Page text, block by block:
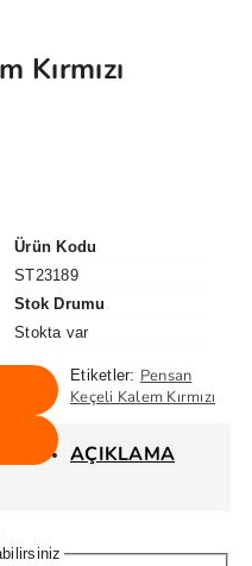
Kırmızı
Ürün Kodu
ST23189
Stok Drumu
Stokta var
Etiketler: Pensan
Keçeli Kalem Kırmızı
AÇIKLAMA